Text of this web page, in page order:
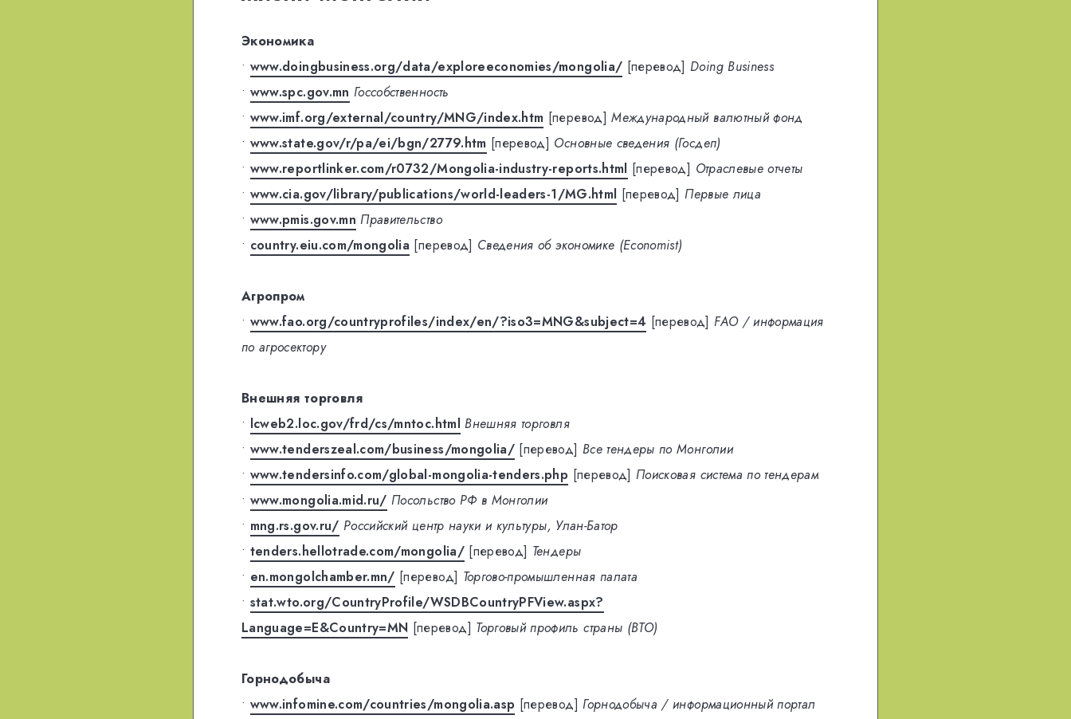
Экономика
• www.doingbusiness.org/data/exploreeconomies/mongolia/ [перевод] Doing Business
• www.spc.gov.mn Госсобственность
• www.imf.org/external/country/MNG/index.htm [перевод] Международный валютный фонд
• www.state.gov/r/pa/ei/bgn/2779.htm [перевод] Основные сведения (Госдеп)
• www.reportlinker.com/r0732/Mongolia-industry-reports.html [перевод] Отраслевые отчеты
• www.cia.gov/library/publications/world-leaders-1/MG.html [перевод] Первые лица
• www.pmis.gov.mn Правительство
• country.eiu.com/mongolia [перевод] Сведения об экономике (Economist)
Агропром
• www.fao.org/countryprofiles/index/en/?iso3=MNG&subject=4 [перевод] FAO / информация
по агросектору
Внешняя торговля
• lcweb2.loc.gov/frd/cs/mntoc.html Внешняя торговля
• www.tenderszeal.com/business/mongolia/ [перевод] Все тендеры по Монголии
• www.tendersinfo.com/global-mongolia-tenders.php [перевод] Поисковая система по тендерам
• www.mongolia.mid.ru/ Посольство РФ в Монголии
• mng.rs.gov.ru/ Российский центр науки и культуры, Улан-Батор
• tenders.hellotrade.com/mongolia/ [перевод] Тендеры
• en.mongolchamber.mn/ [перевод] Торгово-промышленная палата
• stat.wto.org/CountryProfile/WSDBCountryPFView.aspx?
Language=E&Country=MN [перевод] Торговый профиль страны (ВТО)
Горнодобыча
• www.infomine.com/countries/mongolia.asp [перевод] Горнодобыча / информационный портал